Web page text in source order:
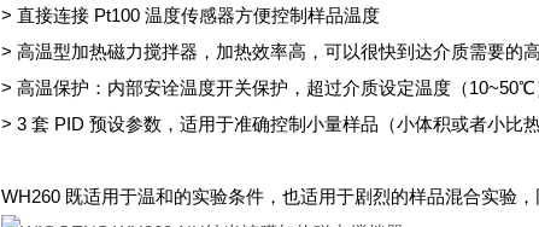
> 直接连接 Pt100 温度传感器方便控制样品温度
> 高温型加热磁力搅拌器，加热效率高，可以很快到达介质需要的
> 高温保护：内部安诠温度开关保护，超过介质设定温度（10~50℃
> 3 套 PID 预设参数，适用于准确控制小量样品（小体积或者小比
WH260 既适用于温和的实验条件，也适用于剧烈的样品混合实验，